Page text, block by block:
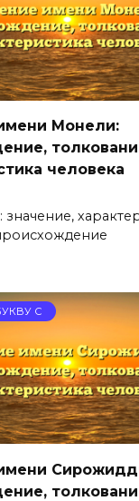
Монели:
человека
С